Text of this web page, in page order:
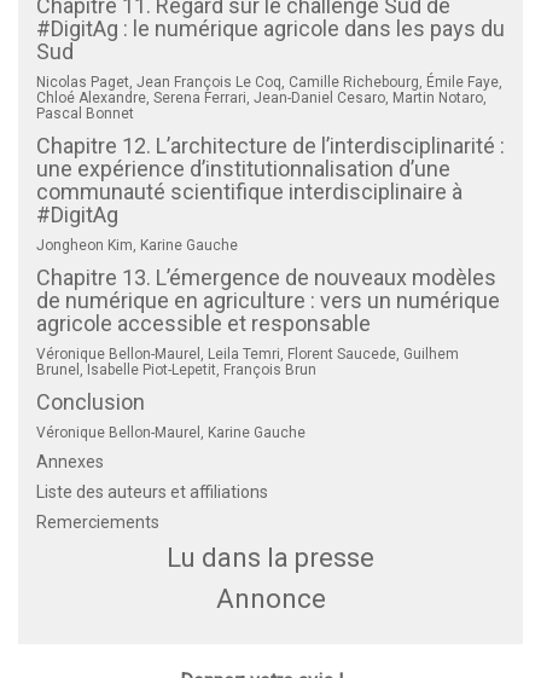
Chapitre 11. Regard sur le challenge Sud de
#DigitAg : le numérique agricole dans les pays du
Sud
Nicolas Paget, Jean François Le Coq, Camille Richebourg, Émile Faye,
Chloé Alexandre, Serena Ferrari, Jean-Daniel Cesaro, Martin Notaro,
Pascal Bonnet
Chapitre 12. L’architecture de l’interdisciplinarité :
une expérience d’institutionnalisation d’une
communauté scientifique interdisciplinaire à
#DigitAg
Jongheon Kim, Karine Gauche
Chapitre 13. L’émergence de nouveaux modèles
de numérique en agriculture : vers un numérique
agricole accessible et responsable
Véronique Bellon-Maurel, Leila Temri, Florent Saucede, Guilhem
Brunel, Isabelle Piot-Lepetit, François Brun
Conclusion
Véronique Bellon-Maurel, Karine Gauche
Annexes
Liste des auteurs et affiliations
Remerciements
Lu dans la presse
Annonce